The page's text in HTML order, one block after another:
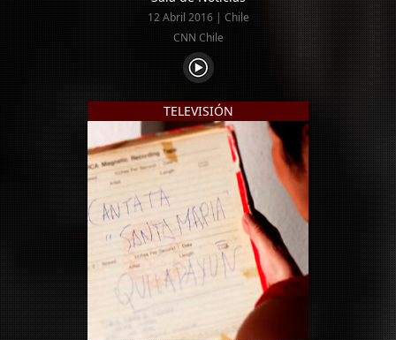
12 Abril 2016 | Chile
CNN Chile
TELEVISIÓN